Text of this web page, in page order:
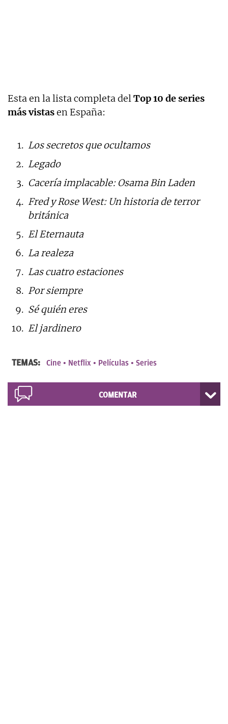
Esta en la lista completa delTop 10 de series
más vistasen España:
Los secretos que ocultamos
Legado
Cacería implacable: Osama Bin Laden
Fred y Rose West: Un historia de terror
británica
El Eternauta
La realeza
Las cuatro estaciones
Por siempre
Sé quién eres
El jardinero
TEMAS: Cine Netflix Películas Series
COMENTAR